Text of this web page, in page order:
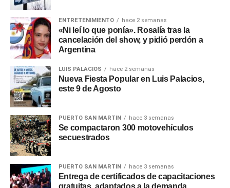
Promoción y Desarrollo Local cursos gratuitos,
oportunidades de adquirir
conocimientos y habilidades acordes a la reconversión
laboral y la inserción laboral.
La Municipalidad de Puerto General San Martín viene
brindando cursos municipales
gratuitos para sus ciudadanos, entre ellos cursos de
operador de planta cerealera y
asistente de RR.HH cuyos alumnos recibieron sus
certificados de finalización en un
acto realizado en el Teatro del Centro Cultural Municipal.
El municipio, además, ofreció tres capacitaciones
gratuitas de alta demanda para
ENTRETENIMIENTO hace 2 semanas
«Ni leí lo que ponía». Rosalía tras la
cancelación del show, y pidió perdón a
Argentina
LUIS PALACIOS hace 2 semanas
Nueva Fiesta Popular en Luis Palacios,
este 9 de Agosto
PUERTO SAN MARTIN hace 3 semanas
Se compactaron 300 motovehículos
secuestrados
PUERTO SAN MARTIN hace 3 semanas
Entrega de certificados de capacitaciones